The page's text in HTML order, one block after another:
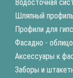
Водосточная
Шляпный
Профили для
Фасадно -
Аксессуары к
Заборы и